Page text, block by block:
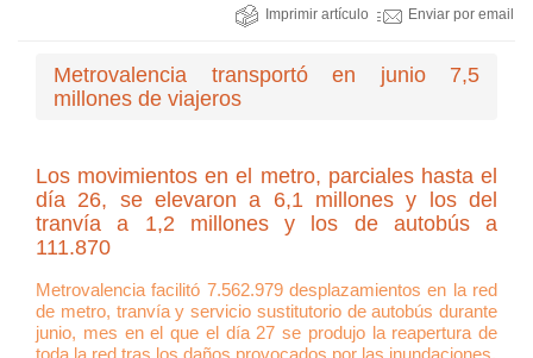
Imprimir artículo Enviar por email
Metrovalencia transportó en junio 7,5
millones de viajeros
Los movimientos en el metro, parciales hasta el
día 26, se elevaron a 6,1 millones y los del
tranvía a 1,2 millones y los de autobús a
111.870
Metrovalencia facilitó 7.562.979 desplazamientos en la red
de metro, tranvía y servicio sustitutorio de autobús durante
junio, mes en el que el día 27 se produjo la reapertura de